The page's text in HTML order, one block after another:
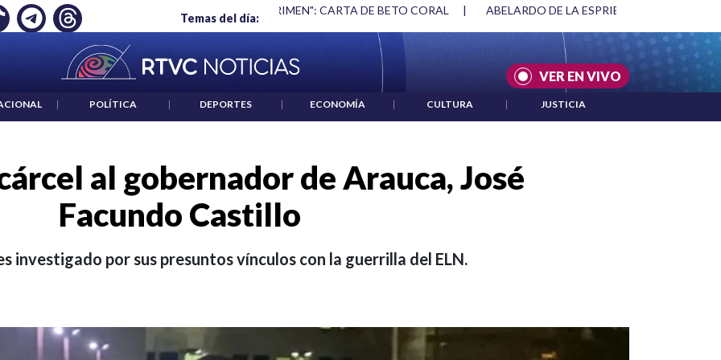
Temas del día:
UN CRIMEN": CARTA DE BETO CORAL ABELARDO DE LA ESPRIELLA Y DMG | ACUERDOS ENTRE ESTADOS UNIDOS E
VER EN VIVO
| POLÍTICA | DEPORTES | ECONOMÍA | CULTURA | JUSTICIA
al gobernador de Arauca, José
Facundo Castillo
investigado por sus presuntos vínculos con la guerrilla del ELN.